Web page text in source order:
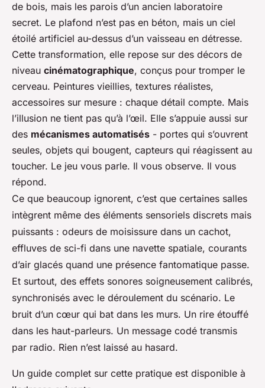
de bois, mais les parois d’un ancien laboratoire
secret. Le plafond n’est pas en béton, mais un ciel
étoilé artificiel au-dessus d’un vaisseau en détresse.
Cette transformation, elle repose sur des décors de
niveau cinématographique, conçus pour tromper le
cerveau. Peintures vieillies, textures réalistes,
accessoires sur mesure : chaque détail compte. Mais
l’illusion ne tient pas qu’à l’œil. Elle s’appuie aussi sur
des mécanismes automatisés - portes qui s’ouvrent
seules, objets qui bougent, capteurs qui réagissent au
toucher. Le jeu vous parle. Il vous observe. Il vous
répond.
Ce que beaucoup ignorent, c’est que certaines salles
intègrent même des éléments sensoriels discrets mais
puissants : odeurs de moisissure dans un cachot,
effluves de sci-fi dans une navette spatiale, courants
d’air glacés quand une présence fantomatique passe.
Et surtout, des effets sonores soigneusement calibrés,
synchronisés avec le déroulement du scénario. Le
bruit d’un cœur qui bat dans les murs. Un rire étouffé
dans les haut-parleurs. Un message codé transmis
par radio. Rien n’est laissé au hasard.
Un guide complet sur cette pratique est disponible à